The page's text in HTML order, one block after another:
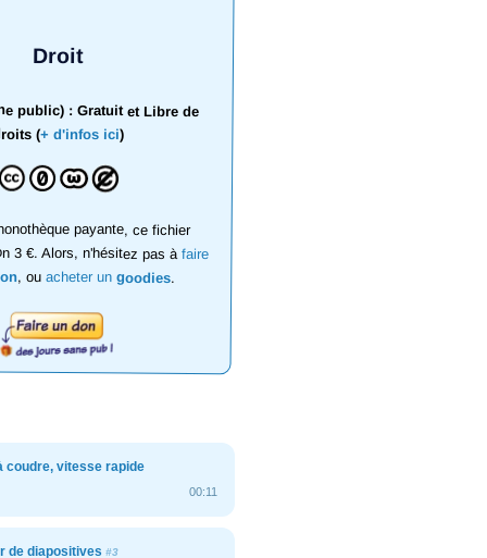
Droit
public) : Gratuit et Libre de
(+ d'infos ici)
payante, ce fichier
3 €. Alors, n'hésitez pas àfaire
, ouacheter ungoodies.
coudre, vitesse rapide
00:11
de diapositives#3